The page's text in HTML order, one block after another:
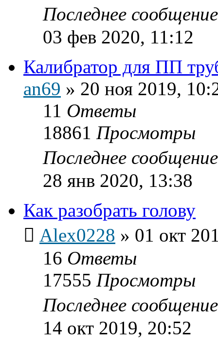
Последнее
03 фев 2020, 11:12
Калибратор для ПП
an69 » 20 ноя 2019,
11 Ответы
18861 Просмотры
Последнее
28 янв 2020, 13:38
Как разобрать голову
Alex0228 » 01 окт
16 Ответы
17555 Просмотры
Последнее
14 окт 2019, 20:52